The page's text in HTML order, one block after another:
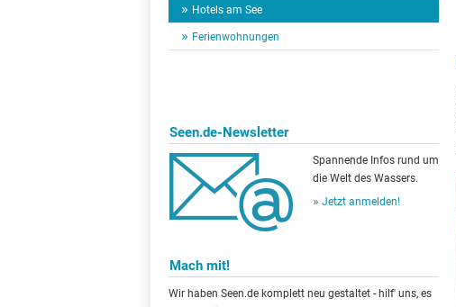
Hotels am See
Ferienwohnungen
Seen.de-Newsletter
Spannende Infos rund um
die Welt des Wassers.
Jetzt anmelden!
Mach mit!
Wir haben Seen.de komplett neu gestaltet - hilf' uns, es